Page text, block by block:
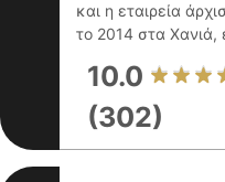
και η εταιρεία
το 2014 στα Χανιά,
10.0
(302)